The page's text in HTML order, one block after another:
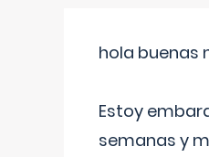
hola buenas
Estoy
semanas y